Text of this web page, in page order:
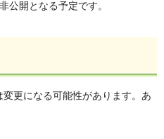
公開となる予定です。
更になる可能性があります。あ